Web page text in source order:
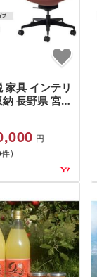
家具 インテリ
長野県 宮田
チェアー イ
ン・肘無
用(Wキャ…
円
件)